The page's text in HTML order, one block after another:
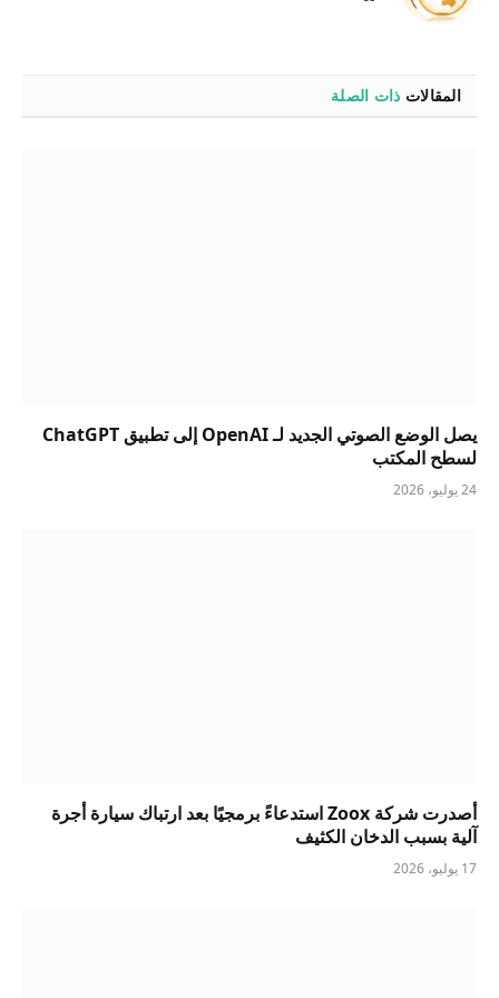
المقالات ذات الصلة
يصل الوضع الصوتي الجديد لـ OpenAI إلى تطبيق ChatGPT
لسطح المكتب
24 يوليو، 2026
أصدرت شركة Zoox استدعاءً برمجيًا بعد ارتباك سيارة أجرة
آلية بسبب الدخان الكثيف
17 يوليو، 2026